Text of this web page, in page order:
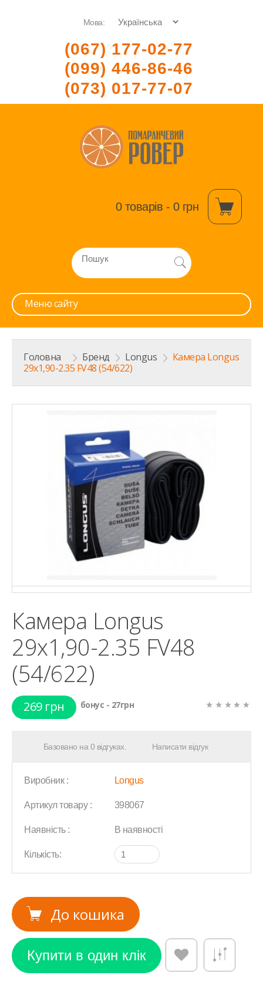
Мова:
(067) 177-02-77
(099) 446-86-46
(073) 017-77-07
0 товарів - 0 грн
Меню сайту
Головна > Бренд > Longus > Камера Longus
29x1,90-2.35 FV48 (54/622)
Камера Longus
29x1,90-2.35 FV48
(54/622)
269 грн бонус - 27грн
Базовано на 0 відгуках. Написати відгук
Виробник : Longus
Артикул товару : 398067
Наявність : В наявності
Кількість:
До кошика